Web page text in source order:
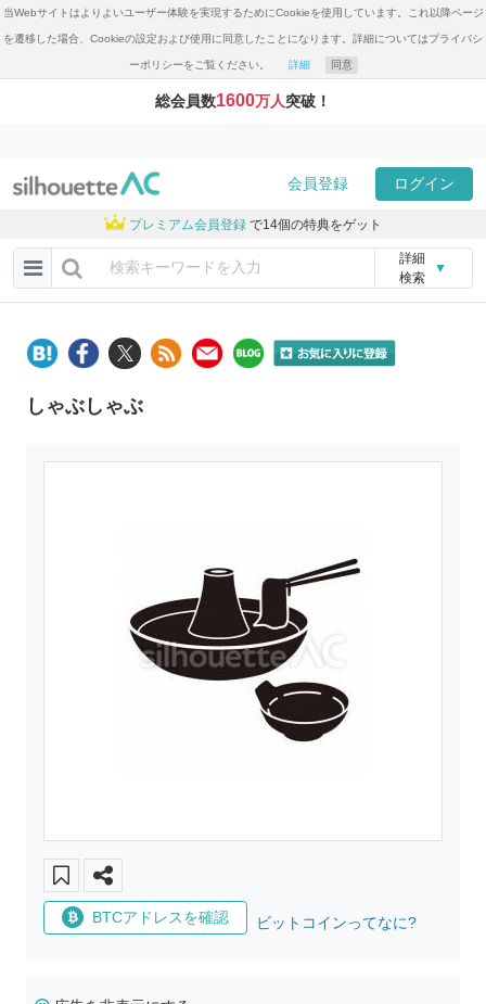
当Webサイトはよりよいユーザー体験を実現するためにCookieを使用しています。これ以降ページ
を遷移した場合、Cookieの設定および使用に同意したことになります。詳細についてはプライバシ
ーポリシーをご覧ください。 詳細 同意
総会員数1600万人突破！
会員登録 ログイン
プレミアム会員登録 で14個の特典をゲット
詳細
検索
▼
しゃぶしゃぶ
BTCアドレスを確認 ビットコインってなに?